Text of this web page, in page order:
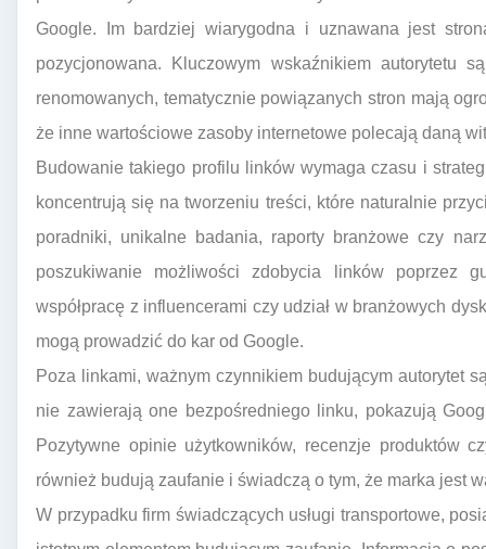
Google. Im bardziej wiarygodna i uznawana jest
pozycjonowana. Kluczowym wskaźnikiem
renomowanych, tematycznie powiązanych stron mają
że inne wartościowe zasoby internetowe polecają daną
Budowanie takiego profilu linków wymaga czasu i
koncentrują się na tworzeniu treści, które naturalnie
poradniki, unikalne badania, raporty branżowe czy
poszukiwanie możliwości zdobycia linków poprzez
współpracę z influencerami czy udział w branżowych
mogą prowadzić do kar od Google.
Poza linkami, ważnym czynnikiem budującym autorytet
nie zawierają one bezpośredniego linku, pokazują
Pozytywne opinie użytkowników, recenzje produktów
również budują zaufanie i świadczą o tym, że marka jest
W przypadku firm świadczących usługi transportowe,